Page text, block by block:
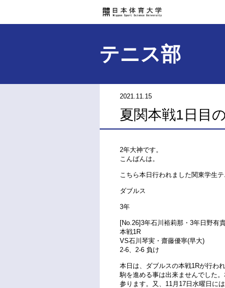
テニス部
2021.11.15
夏関本戦1日目
2年大神です。
こんばんは。
こちら本日行われました関東学生
ダブルス
3年
[No.26]3年石川裕莉那・3年日野有
本戦1R
VS石川琴実・齋藤優寧(早大)
2-6、2-6 負け
本日は、ダブルスの本戦1Rが行わ
駒を進める事は出来ませんでした
参ります。又、11月17日水曜日に